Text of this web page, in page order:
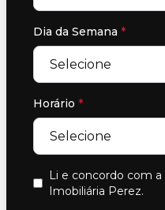
Dia da Semana *
Horário *
Li e concordo com a
Imobiliária Perez.